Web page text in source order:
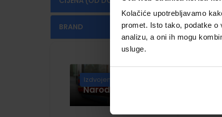
Kolačiće upotrebljavamo
promet. Isto tako, podatke
analizu, a oni ih mogu
usluge.
€
BRAND
ŠKOLSKA KNJIGA
Knjige u izdanju
Narodnih novina
Izdvojeno